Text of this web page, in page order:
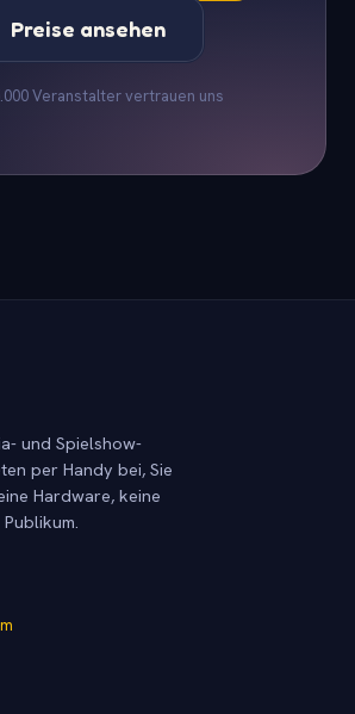
Preise ansehen
Veranstalter vertrauen uns
und Spielshow-
per Handy bei, Sie
Hardware, keine